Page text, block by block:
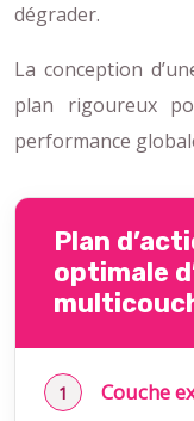
dégrader.
La conception
plan rigoureux
performance
Plan
optimale
Couche